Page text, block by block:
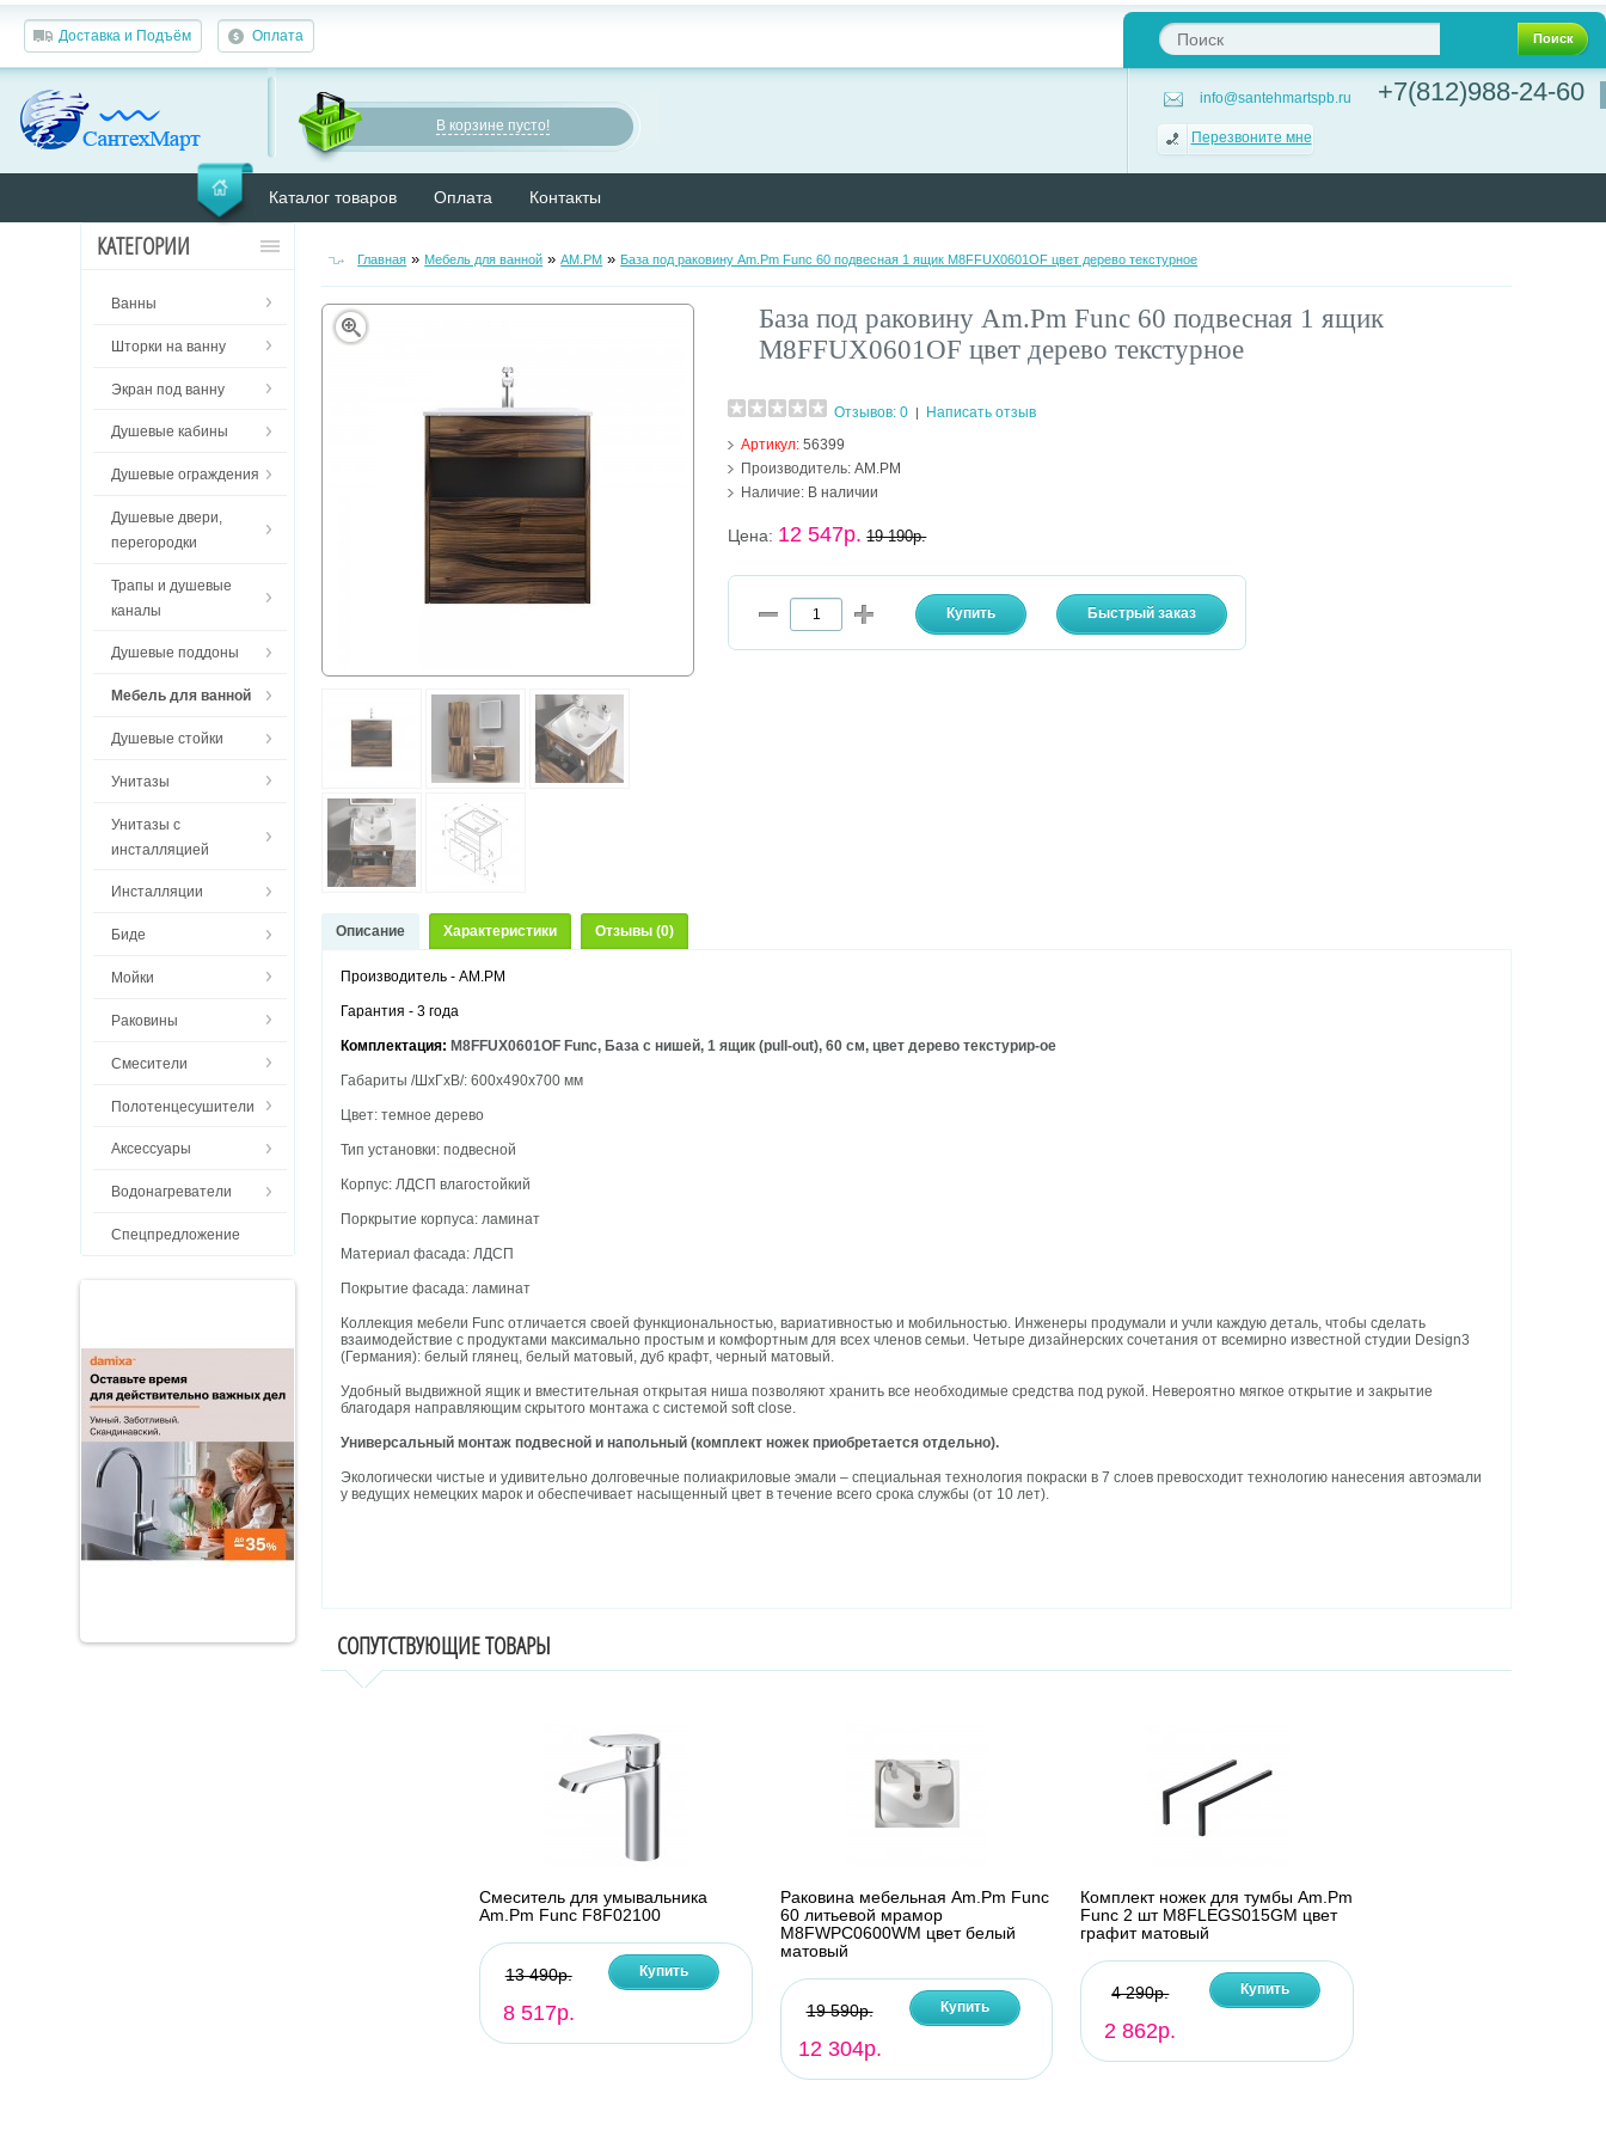
Доставка и Подъём Оплата Поиск
В корзине пусто!
info@santehmartspb.ru
Перезвоните мне
+7(812)988-24-60
Каталог товаров Оплата Контакты
КАТЕГОРИИ
Ванны
Шторки на ванну
Экран под ванну
Душевые кабины
Душевые ограждения
Душевые двери,
перегородки
Трапы и душевые
каналы
Душевые поддоны
Мебель для ванной
Душевые стойки
Унитазы
Унитазы с
инсталляцией
Инсталляции
Биде
Мойки
Раковины
Смесители
Полотенцесушители
Аксессуары
Водонагреватели
Спецпредложение
Главная » Мебель для ванной »AM.PM » База под раковину Am.Pm Func 60 подвесная 1 ящик M8FFUX0601OF цвет дерево текстурное
База под раковину Am.Pm Func 60 подвесная 1 ящик
M8FFUX0601OF цвет дерево текстурное
Отзывов: 0 |
Написать отзыв
Артикул:56399
Производитель: AM.PM
Наличие: В наличии
Цена: 12 547р. 19 190р.
Описание Характеристики Отзывы (0)
Производитель - AM.PM
Гарантия - 3 года
Комплектация: M8FFUX0601OF Func, База с нишей, 1 ящик (pull-out), 60 см, цвет дерево текстурир-ое
Габариты /ШхГхВ/: 600х490х700 мм
Цвет: темное дерево
Тип установки: подвесной
Корпус: ЛДСП влагостойкий
Поркрытие корпуса: ламинат
Материал фасада: ЛДСП
Покрытие фасада: ламинат
Коллекция мебели Func отличается своей функциональностью, вариативностью и мобильностью. Инженеры продумали и учли каждую деталь, чтобы сделать
взаимодействие с продуктами максимально простым и комфортным для всех членов семьи. Четыре дизайнерских сочетания от всемирно известной студии Design3
(Германия): белый глянец, белый матовый, дуб крафт, черный матовый.
Удобный выдвижной ящик и вместительная открытая ниша позволяют хранить все необходимые средства под рукой. Невероятно мягкое открытие и закрытие
благодаря направляющим скрытого монтажа с системой soft close.
Универсальный монтаж подвесной и напольный (комплект ножек приобретается отдельно).
Экологически чистые и удивительно долговечные полиакриловые эмали – специальная технология покраски в 7 слоев превосходит технологию нанесения автоэмали
у ведущих немецких марок и обеспечивает насыщенный цвет в течение всего срока службы (от 10 лет).
СОПУТСТВУЮЩИЕ ТОВАРЫ
Смеситель для умывальника
Am.Pm Func F8F02100
13 490р.
8 517р.
Купить
Раковина мебельная Am.Pm Func
60 литьевой мрамор
M8FWPC0600WM цвет белый
матовый
19 590р.
12 304р.
Купить
Комплект ножек для тумбы Am.Pm
Func 2 шт M8FLEGS015GM цвет
графит матовый
4 290р.
2 862р.
Купить